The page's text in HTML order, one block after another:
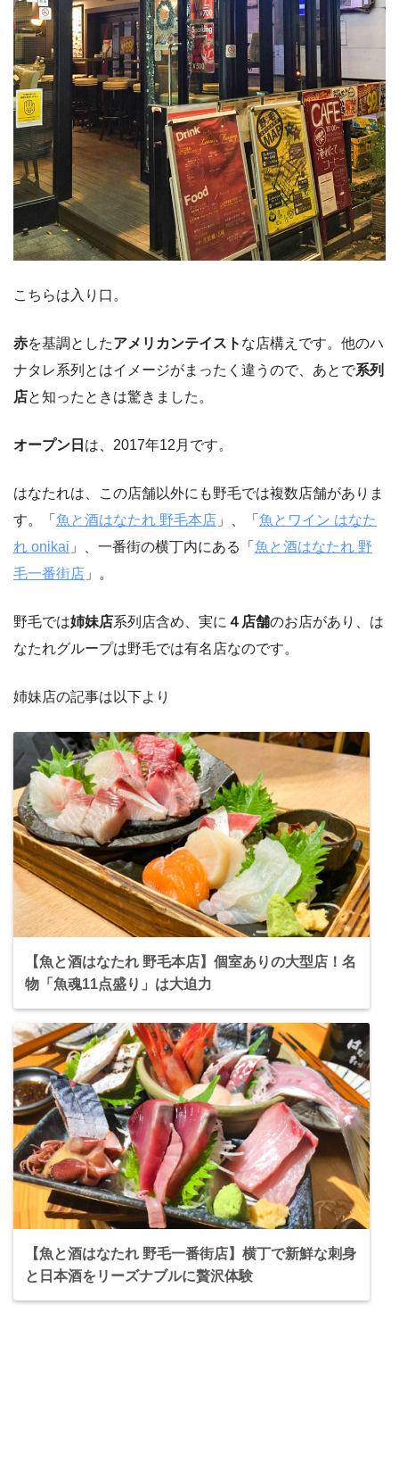
こちらは入り口。
赤を基調としたアメリカンテイスト な店構えです。他のハ
ナタレ系列とはイメージがまったく違うので、あとで系列
店と知ったときは驚きました。
オープン日 は、2017年12月です。
はなたれは、この店舗以外にも野毛では複数店舗がありま
す。「 魚と酒はなたれ 野毛本店 」、「 魚とワイン はなた
れ onikai 」、一番街の横丁内にある「 魚と酒はなたれ 野
毛一番街店 」。
野毛では姉妹店系列店含め、実に ４店舗のお店があり、は
なたれグループは野毛では有名店なのです。
姉妹店の記事は以下より
【魚と酒はなたれ 野毛本店】個室ありの大型店！名
物「魚魂11点盛り」は大迫力
【魚と酒はなたれ 野毛一番街店】横丁で新鮮な刺身
と日本酒をリーズナブルに贅沢体験